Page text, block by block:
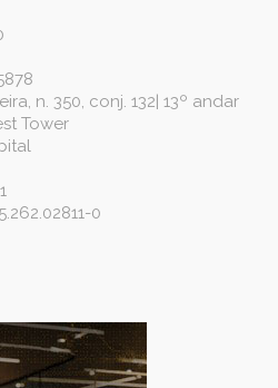
n. 350, conj. 132| 13º andar
Tower
0